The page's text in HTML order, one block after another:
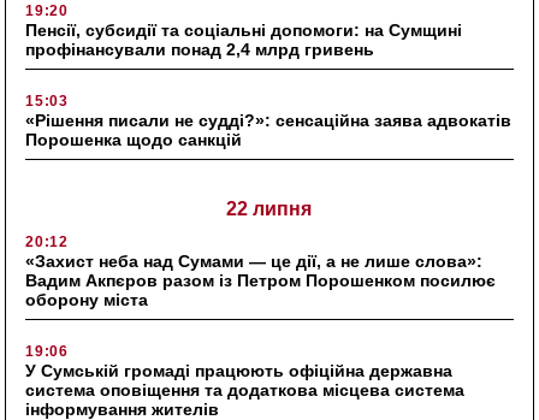
19:20
Пенсії, субсидії та соціальні допомоги: на Сумщині
профінансували понад 2,4 млрд гривень
15:03
«Рішення писали не судді?»: сенсаційна заява адвокатів
Порошенка щодо санкцій
22 липня
20:12
«Захист неба над Сумами — це дії, а не лише слова»:
Вадим Акпєров разом із Петром Порошенком посилює
оборону міста
19:06
У Сумській громаді працюють офіційна державна
система оповіщення та додаткова місцева система
інформування жителів